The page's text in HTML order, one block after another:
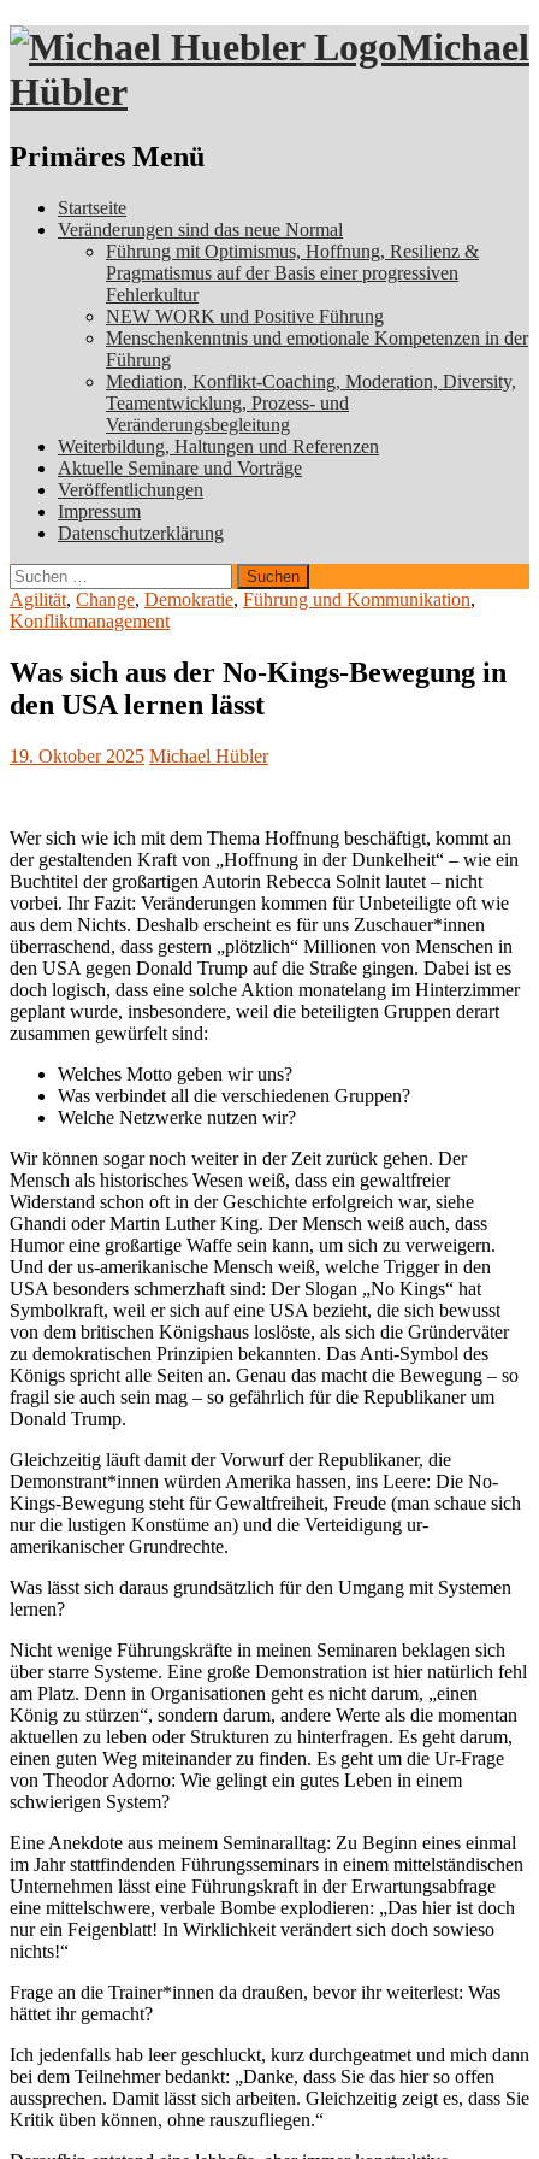
Michael
Hübler
Suchen
Primäres Menü
Zum
Inhalt
Startseite
Veränderungen sind das neue Normal
Führung mit Optimismus, Hoffnung, Resilienz &
Pragmatismus auf der Basis einer progressiven
Fehlerkultur
NEW WORK und Positive Führung
Menschenkenntnis und emotionale Kompetenzen in der
Führung
Mediation, Konflikt-Coaching, Moderation, Diversity,
Teamentwicklung, Prozess- und
Veränderungsbegleitung
Weiterbildung, Haltungen und Referenzen
Aktuelle Seminare und Vorträge
Veröffentlichungen
Impressum
Datenschutzerklärung
Suchen
nach:
Agilität, Change, Demokratie, Führung und Kommunikation,
Konfliktmanagement
Was sich aus der No-Kings-Bewegung in
den USA lernen lässt
19. Oktober 2025 Michael Hübler
Wer sich wie ich mit dem Thema Hoffnung beschäftigt, kommt an
der gestaltenden Kraft von „Hoffnung in der Dunkelheit“ – wie ein
Buchtitel der großartigen Autorin Rebecca Solnit lautet – nicht
vorbei. Ihr Fazit: Veränderungen kommen für Unbeteiligte oft wie
aus dem Nichts. Deshalb erscheint es für uns Zuschauer*innen
überraschend, dass gestern „plötzlich“ Millionen von Menschen in
den USA gegen Donald Trump auf die Straße gingen. Dabei ist es
doch logisch, dass eine solche Aktion monatelang im Hinterzimmer
geplant wurde, insbesondere, weil die beteiligten Gruppen derart
zusammen gewürfelt sind:
Welches Motto geben wir uns?
Was verbindet all die verschiedenen Gruppen?
Welche Netzwerke nutzen wir?
Wir können sogar noch weiter in der Zeit zurück gehen. Der
Mensch als historisches Wesen weiß, dass ein gewaltfreier
Widerstand schon oft in der Geschichte erfolgreich war, siehe
Ghandi oder Martin Luther King. Der Mensch weiß auch, dass
Humor eine großartige Waffe sein kann, um sich zu verweigern.
Und der us-amerikanische Mensch weiß, welche Trigger in den
USA besonders schmerzhaft sind: Der Slogan „No Kings“ hat
Symbolkraft, weil er sich auf eine USA bezieht, die sich bewusst
von dem britischen Königshaus loslöste, als sich die Gründerväter
zu demokratischen Prinzipien bekannten. Das Anti-Symbol des
Königs spricht alle Seiten an. Genau das macht die Bewegung – so
fragil sie auch sein mag – so gefährlich für die Republikaner um
Donald Trump.
Gleichzeitig läuft damit der Vorwurf der Republikaner, die
Demonstrant*innen würden Amerika hassen, ins Leere: Die No-
Kings-Bewegung steht für Gewaltfreiheit, Freude (man schaue sich
nur die lustigen Konstüme an) und die Verteidigung ur-
amerikanischer Grundrechte.
Was lässt sich daraus grundsätzlich für den Umgang mit Systemen
lernen?
Nicht wenige Führungskräfte in meinen Seminaren beklagen sich
über starre Systeme. Eine große Demonstration ist hier natürlich fehl
am Platz. Denn in Organisationen geht es nicht darum, „einen
König zu stürzen“, sondern darum, andere Werte als die momentan
aktuellen zu leben oder Strukturen zu hinterfragen. Es geht darum,
einen guten Weg miteinander zu finden. Es geht um die Ur-Frage
von Theodor Adorno: Wie gelingt ein gutes Leben in einem
schwierigen System?
Eine Anekdote aus meinem Seminaralltag: Zu Beginn eines einmal
im Jahr stattfindenden Führungsseminars in einem mittelständischen
Unternehmen lässt eine Führungskraft in der Erwartungsabfrage
eine mittelschwere, verbale Bombe explodieren: „Das hier ist doch
nur ein Feigenblatt! In Wirklichkeit verändert sich doch sowieso
nichts!“
Frage an die Trainer*innen da draußen, bevor ihr weiterlest: Was
hättet ihr gemacht?
Ich jedenfalls hab leer geschluckt, kurz durchgeatmet und mich dann
bei dem Teilnehmer bedankt: „Danke, dass Sie das hier so offen
aussprechen. Damit lässt sich arbeiten. Gleichzeitig zeigt es, dass Sie
Kritik üben können, ohne rauszufliegen.“